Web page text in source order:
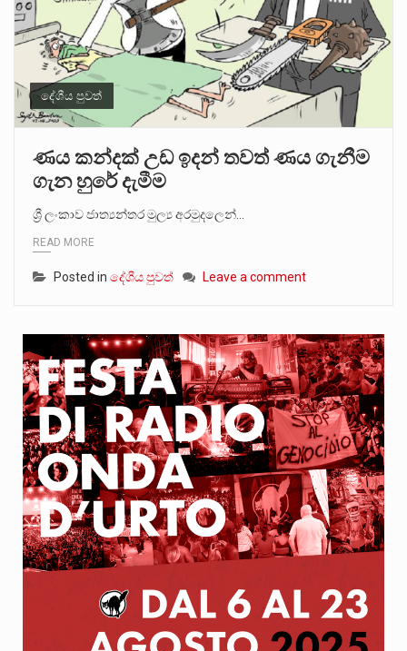
දේශීය පුවත්
ණය කන්දක් උඩ ඉදන් තවත් ණය ගැනීම
ගැන හුරේ දැමීම
ශ්‍රී ලංකාව ජාත්‍යන්තර මුල්‍ය අරමුදලෙන්…
READ MORE
Posted in දේශීය පුවත් Leave a comment